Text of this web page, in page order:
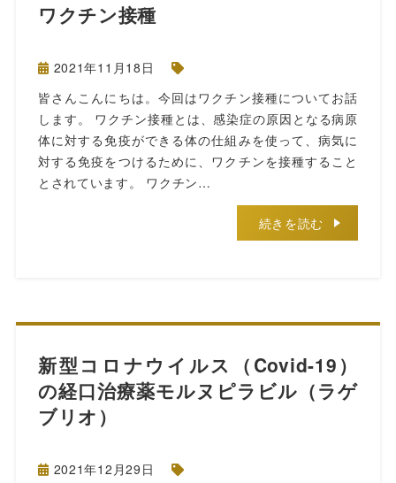
ワクチン接種
2021年11月18日
皆さんこんにちは。今回はワクチン接種についてお話
します。 ワクチン接種とは、感染症の原因となる病原
体に対する免疫ができる体の仕組みを使って、病気に
対する免疫をつけるために、ワクチンを接種すること
とされています。 ワクチン…
続きを読む
新型コロナウイルス（Covid-19）
の経口治療薬モルヌピラビル（ラゲ
ブリオ）
2021年12月29日